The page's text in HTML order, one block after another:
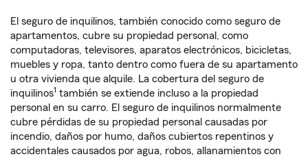
El seguro de inquilinos, también conocido como seguro de
apartamentos, cubre su propiedad personal, como
computadoras, televisores, aparatos electrónicos, bicicletas,
muebles y ropa, tanto dentro como fuera de su apartamento
u otra vivienda que alquile. La cobertura del seguro de
inquilinos1 también se extiende incluso a la propiedad
personal en su carro. El seguro de inquilinos normalmente
cubre pérdidas de su propiedad personal causadas por
incendio, daños por humo, daños cubiertos repentinos y
accidentales causados por agua, robos, allanamientos con